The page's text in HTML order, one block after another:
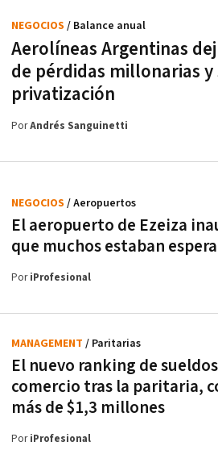
Aerolíneas Argentinas
de pérdidas millonarias y
privatización
NEGOCIOS / Balance anual
PorAndrés Sanguinetti
El aeropuerto de Ezeiza
que muchos estaban
NEGOCIOS / Aeropuertos
PoriProfesional
El nuevo ranking de
comercio tras la paritaria,
más de $1,3 millones
MANAGEMENT / Paritarias
PoriProfesional